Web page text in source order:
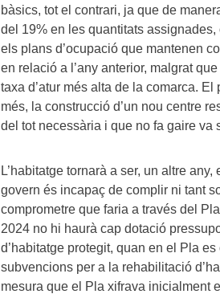
bàsics, tot el contrari, ja que de
del 19% en les quantitats
els plans d’ocupació que mantenen
en relació a l’any anterior, malgrat
taxa d’atur més alta de la comarca.
més, la construcció d’un nou centre
del tot necessària i que no fa gaire va
L’habitatge tornarà a ser, un altre
govern és incapaç de complir ni tant
comprometre que faria a través del
2024 no hi haurà cap dotació
d’habitatge protegit, quan en el Pla
subvencions per a la rehabilitació
mesura que el Pla xifrava inicialment